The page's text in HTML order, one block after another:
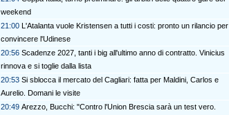
weekend
21:00 L'Atalanta vuole Kristensen a tutti i costi: pronto un rilancio per
convincere l'Udinese
20:56 Scadenze 2027, tanti i big all'ultimo anno di contratto. Vinicius
rinnova e si toglie dalla lista
20:53 Si sblocca il mercato del Cagliari: fatta per Maldini, Carlos e
Aurelio. Domani le visite
20:49 Arezzo, Bucchi: "Contro l'Union Brescia sarà un test vero.